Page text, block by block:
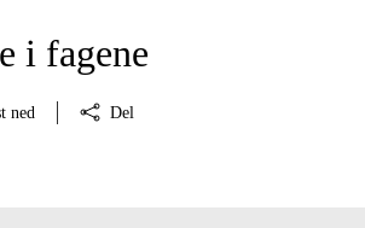
i fagene
ned Del